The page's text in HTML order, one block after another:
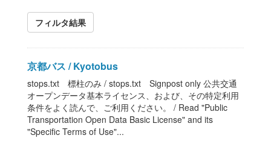
フィルタ結果
京都バス / Kyotobus
stops.txt 標柱のみ / stops.txt Signpost only 公共交通
オープンデータ基本ライセンス、および、その特定利用
条件をよく読んで、ご利用ください。 / Read "Public
Transportation Open Data Basic License" and its
"Specific Terms of Use"...